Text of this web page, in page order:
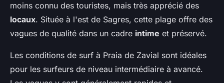
moins connu des touristes, mais très apprécié des
locaux. Située à l'est de Sagres, cette plage offre des
vagues de qualité dans un cadre intime et préservé.
Les conditions de surf à Praia de Zavial sont idéales
pour les surfeurs de niveau intermédiaire à avancé.